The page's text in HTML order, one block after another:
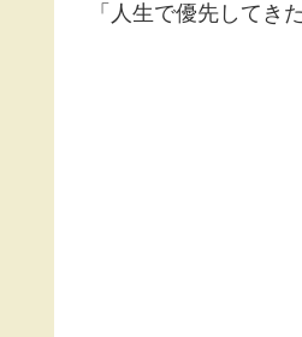
「人生で優先してき